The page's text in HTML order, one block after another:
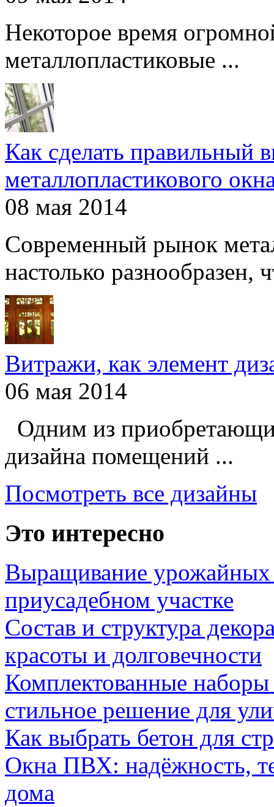
Некоторое время
металлопластиковые ...
Как сделать правильный
металлопластикового
08 мая 2014
Современный рынок
настолько разнообразен,
Витражи, как элемент
06 мая 2014
Одним из
дизайна помещений ...
Посмотреть все дизайны
Это интересно
Выращивание урожайных
приусадебном участке
Состав и структура
красоты и долговечности
Комплектованные наборы
стильное решение для
Как выбрать бетон для
Окна ПВХ: надёжность,
дома